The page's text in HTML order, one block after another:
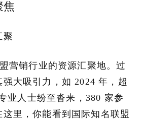
焦
聚
营销行业的资源汇聚地。过
大吸引力，如 2024 年，超
业人士纷至沓来，380 家参
里，你能看到国际知名联盟